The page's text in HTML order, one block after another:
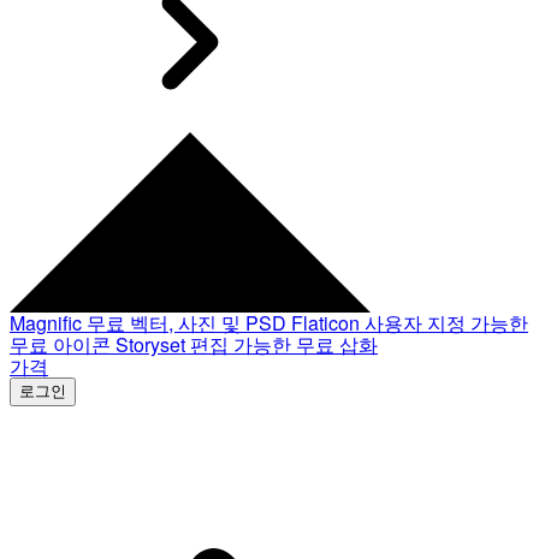
Magnific 무료 벡터, 사진 및 PSD Flaticon 사용자 지정 가능한
무료 아이콘 Storyset 편집 가능한 무료 삽화
가격
로그인